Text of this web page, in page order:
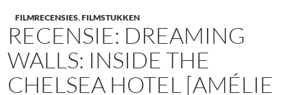
FILMRECENSIES,FILMSTUKKEN
RECENSIE: DREAMING
WALLS: INSIDE THE
CHELSEA HOTEL [AMÉLIE